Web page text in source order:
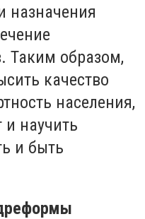
назначения
Таким образом,
качество
населения,
и научить
и быть